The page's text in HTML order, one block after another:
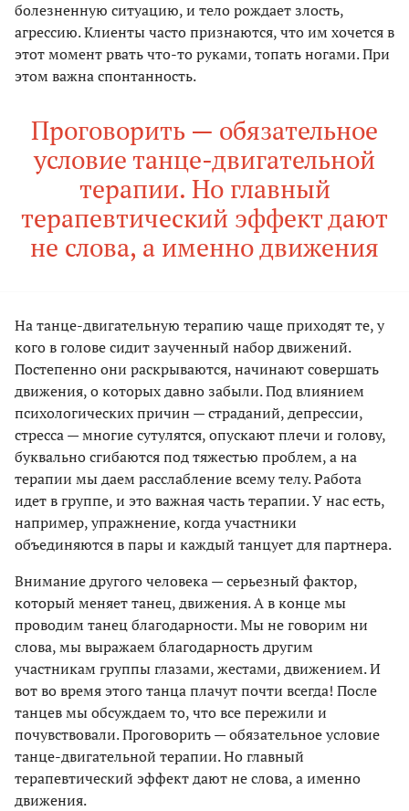
болезненную ситуацию, и тело рождает злость,
агрессию. Клиенты часто признаются, что им хочется в
этот момент рвать что-то руками, топать ногами. При
этом важна спонтанность.
Проговорить — обязательное
условие танце-двигательной
терапии. Но главный
терапевтический эффект дают
не слова, а именно движения
На танце-двигательную терапию чаще приходят те, у
кого в голове сидит заученный набор движений.
Постепенно они раскрываются, начинают совершать
движения, о которых давно забыли. Под влиянием
психологических причин — страданий, депрессии,
стресса — многие сутулятся, опускают плечи и голову,
буквально сгибаются под тяжестью проблем, а на
терапии мы даем расслабление всему телу. Работа
идет в группе, и это важная часть терапии. У нас есть,
например, упражнение, когда участники
объединяются в пары и каждый танцует для партнера.
Внимание другого человека — серьезный фактор,
который меняет танец, движения. А в конце мы
проводим танец благодарности. Мы не говорим ни
слова, мы выражаем благодарность другим
участникам группы глазами, жестами, движением. И
вот во время этого танца плачут почти всегда! После
танцев мы обсуждаем то, что все пережили и
почувствовали. Проговорить — обязательное условие
танце-двигательной терапии. Но главный
терапевтический эффект дают не слова, а именно
движения.